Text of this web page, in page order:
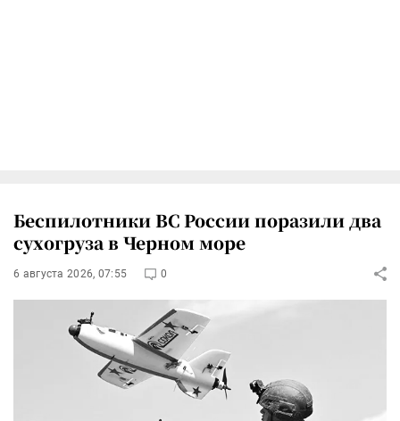
Беспилотники ВС России поразили два
сухогруза в Черном море
6 августа 2026, 07:55 0